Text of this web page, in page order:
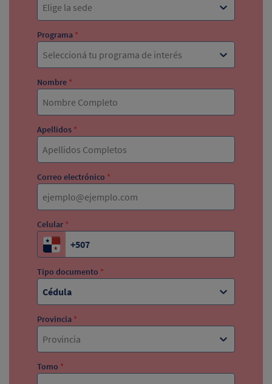
Elige la sede
Programa *
Seleccioná tu programa de interés
Nombre *
Apellidos *
Correo electrónico *
Celular *
Tipo documento *
Cédula
Provincia *
Provincia
Tomo *